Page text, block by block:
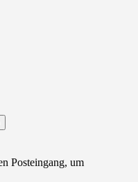
Posteingang, um